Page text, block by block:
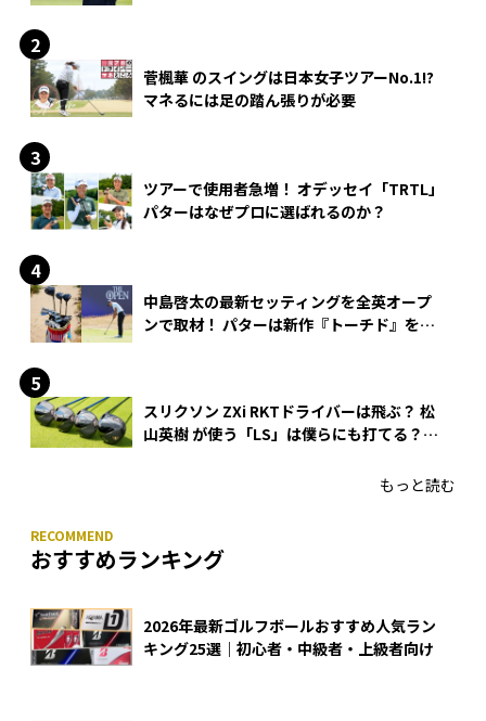
菅楓華 のスイングは日本女子ツアーNo.1!?
マネるには足の踏ん張りが必要
ツアーで使用者急増！ オデッセイ「TRTL」
パターはなぜプロに選ばれるのか？
中島啓太の最新セッティングを全英オープ
ンで取材！ パターは新作『トーチド』を投
スリクソン ZXi RKTドライバーは飛ぶ？ 松
山英樹 が使う「LS」は僕らにも打てる？
もっと読む
おすすめランキング
2026年最新ゴルフボールおすすめ人気ラン
キング25選｜初心者・中級者・上級者向け